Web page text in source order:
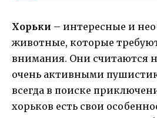
Хорьки – интересные и
животные, которые
внимания. Они считаются
очень активными
всегда в поиске
хорьков есть свои